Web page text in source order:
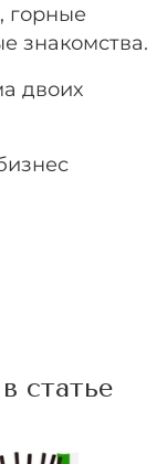
горные
знакомства.
двоих
статье